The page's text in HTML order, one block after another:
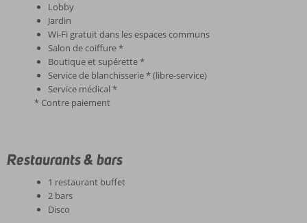
Lobby
Jardin
Wi-Fi gratuit dans les espaces communs
Salon de coiffure *
Boutique et supérette *
Service de blanchisserie * (libre-service)
Service médical *
* Contre paiement
Restaurants & bars
1 restaurant buffet
2 bars
Disco